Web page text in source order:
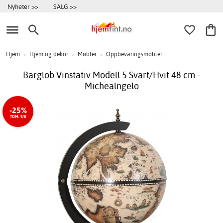
Nyheter >> SALG >>
Hjem > Hjem og dekor > Møbler > Oppbevaringsmøbler
Barglob Vinstativ Modell 5 Svart/Hvit 48 cm -
Michealngelo
-25%
TOM. 9/8